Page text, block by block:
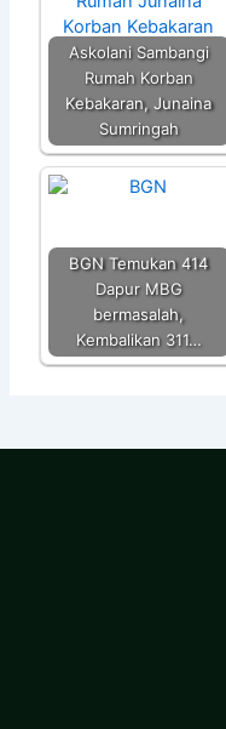
Askolani Sambangi
Rumah Korban
Kebakaran, Junaina
Sumringah
BGN Temukan 414
Dapur MBG
bermasalah,
Kembalikan 311…